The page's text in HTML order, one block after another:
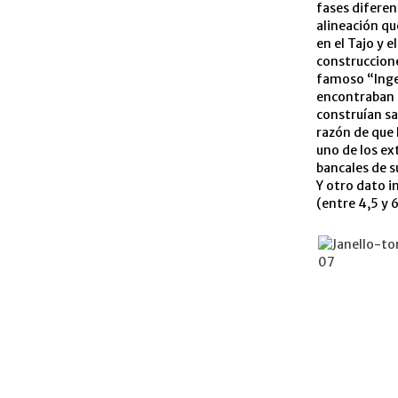
fases
alineación
en el Tajo y
famoso
encontraban
construían
razón de
uno de los
bancales de
Y otro dato
(entre 4,5 y